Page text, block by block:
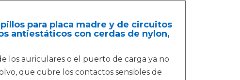
para placa madre y de circuitos
antiestáticos con cerdas de nylon,
los auriculares o el puerto de carga ya no
que cubre los contactos sensibles de